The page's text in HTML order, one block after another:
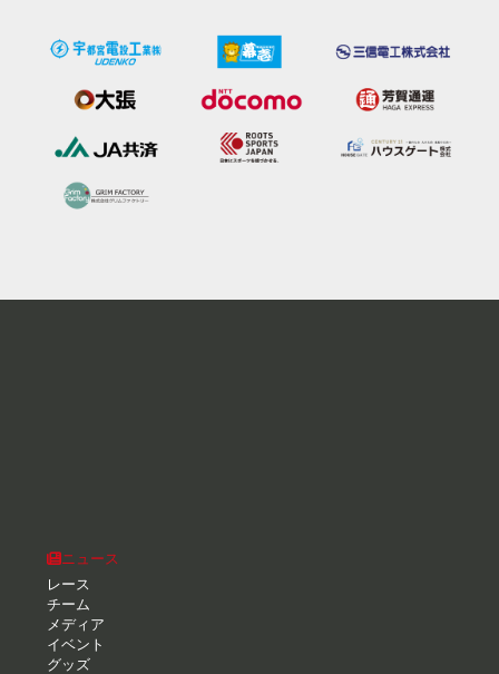
ニュース
レース
チーム
メディア
イベント
グッズ